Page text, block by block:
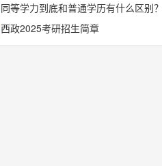
同等学力到底和普通学历有什么区别
西政2025考研招生简章